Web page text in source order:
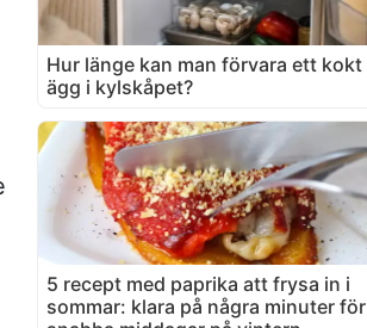
Hur länge kan man förvara ett kokt
ägg i kylskåpet?
5 recept med paprika att frysa in i
sommar: klara på några minuter för